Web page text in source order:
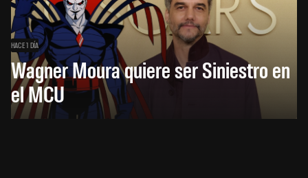
HACE 1 DÍA
Wagner Moura quiere ser Siniestro en
el MCU